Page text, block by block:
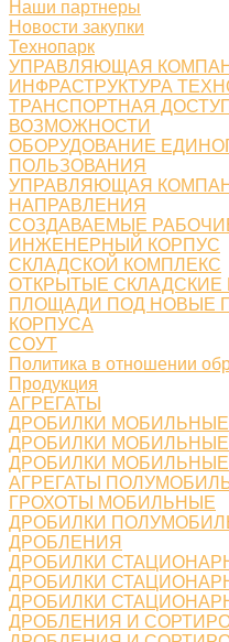
Наши партнеры
Новости закупки
Технопарк
УПРАВЛЯЮЩАЯ
ИНФРАСТРУКТУРА
ТРАНСПОРТНАЯ
ВОЗМОЖНОСТИ
ОБОРУДОВАНИЕ
ПОЛЬЗОВАНИЯ
УПРАВЛЯЮЩАЯ
НАПРАВЛЕНИЯ
СОЗДАВАЕМЫЕ
ИНЖЕНЕРНЫЙ КОРПУС
СКЛАДСКОЙ КОМПЛЕКС
ОТКРЫТЫЕ
ПЛОЩАДИ ПОД НОВЫЕ
КОРПУСА
СОУТ
Политика в отношении
Продукция
АГРЕГАТЫ
ДРОБИЛКИ
ДРОБИЛКИ
ДРОБИЛКИ
АГРЕГАТЫ
ГРОХОТЫ МОБИЛЬНЫЕ
ДРОБИЛКИ
ДРОБЛЕНИЯ
ДРОБИЛКИ
ДРОБИЛКИ
ДРОБИЛКИ
ДРОБЛЕНИЯ И